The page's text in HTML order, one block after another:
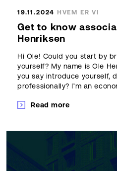
19.11.2024 HVEM ER VI
Get to know
Henriksen
Hi Ole! Could you start by
yourself? My name is Ole
you say introduce yourself,
professionally? I’m an
Read more